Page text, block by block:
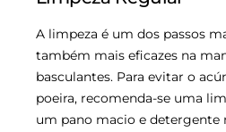
A limpeza é um dos passos
também mais eficazes na
basculantes. Para evitar o
poeira, recomenda-se uma
um pano macio e detergente